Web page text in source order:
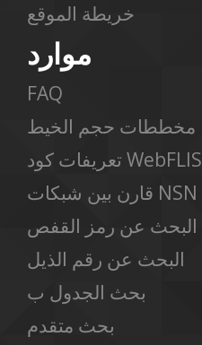
خريطة الموقع
موارد
FAQ
مخططات حجم الخيط
تعريفات كود WebFLIS
قارن بين شبكات NSN
البحث عن رمز القفص
البحث عن رقم الذيل
بحث الجدول ب
بحث متقدم